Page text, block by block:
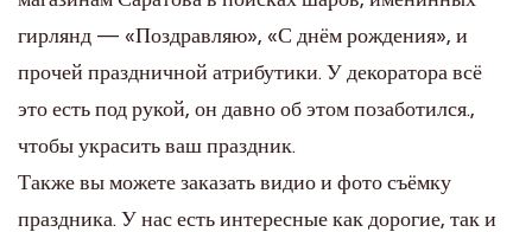
гирлянд — «Поздравляю», «С днём рождения», и
прочей праздничной атрибутики. У декоратора всё
это есть под рукой, он давно об этом позаботился.,
чтобы украсить ваш праздник.
Также вы можете заказать видио и фото съёмку
праздника. У нас есть интересные как дорогие, так и